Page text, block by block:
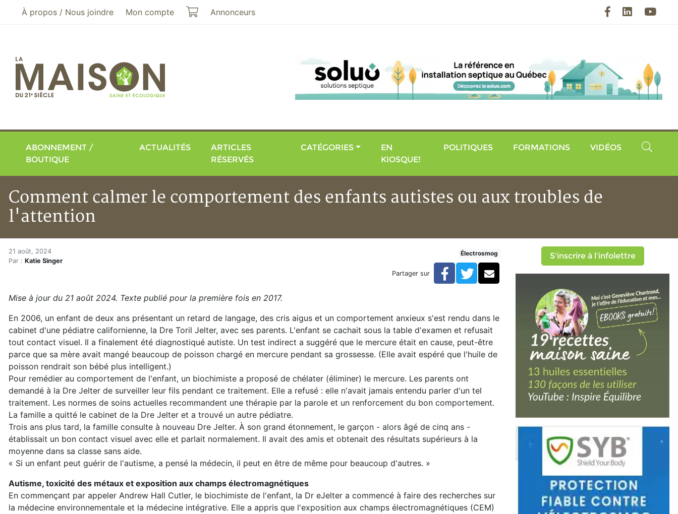
Aller au menu principal
Aller au contenu principal
À propos / Nous joindre Mon compte Mon panier
Annonceurs FacebookLinkedIn
ABONNEMENT /
BOUTIQUE
ACTUALITÉS
ARTICLES
RÉSERVÉS
CATÉGORIES
EN
KIOSQUE!
POLITIQUES FORMATIONS VIDÉOS
Comment calmer le comportement des enfants autistes ou aux troubles de
l'attention
Accueil
Articles
Comment calmer le comportement des enfants autistes ou aux troubles de
21 août, 2024
Par : Katie Singer
Électrosmog
Partager sur Facebook
TwitterCourriel
Mise à jour du 21 août 2024. Texte publié pour la première fois en 2017.
En 2006, un enfant de deux ans présentant un retard de langage, des cris aigus et un comportement anxieux s'est rendu dans le
cabinet d'une pédiatre californienne, la Dre Toril Jelter, avec ses parents. L'enfant se cachait sous la table d'examen et refusait
tout contact visuel. Il a finalement été diagnostiqué autiste. Un test indirect a suggéré que le mercure était en cause, peut-être
parce que sa mère avait mangé beaucoup de poisson chargé en mercure pendant sa grossesse. (Elle avait espéré que l'huile de
poisson rendrait son bébé plus intelligent.)
Pour remédier au comportement de l'enfant, un biochimiste a proposé de chélater (éliminer) le mercure. Les parents ont
demandé à la Dre Jelter de surveiller leur fils pendant ce traitement. Elle a refusé : elle n'avait jamais entendu parler d'un tel
traitement. Les normes de soins actuelles recommandent une thérapie par la parole et un renforcement du bon comportement.
La famille a quitté le cabinet de la Dre Jelter et a trouvé un autre pédiatre.
Trois ans plus tard, la famille consulte à nouveau Dre Jelter. À son grand étonnement, le garçon - alors âgé de cinq ans -
établissait un bon contact visuel avec elle et parlait normalement. Il avait des amis et obtenait des résultats supérieurs à la
moyenne dans sa classe sans aide.
« Si un enfant peut guérir de l'autisme, a pensé la médecin, il peut en être de même pour beaucoup d'autres. »
Autisme, toxicité des métaux et exposition aux champs électromagnétiques
En commençant par appeler Andrew Hall Cutler, le biochimiste de l'enfant, la Dr eJelter a commencé à faire des recherches sur
la médecine environnementale et la médecine intégrative. Elle a appris que l'exposition aux champs électromagnétiques (CEM)
S'inscrire à l'infolettre